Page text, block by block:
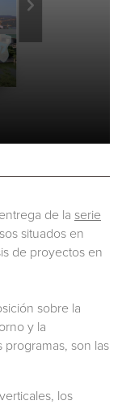
de la serie
situados en
de proyectos en
sobre la
y la
son las
los